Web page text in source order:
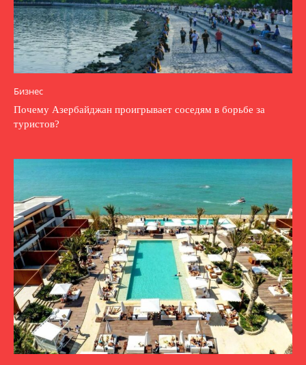
Бизнес
Почему Азербайджан проигрывает соседям в борьбе за
туристов?